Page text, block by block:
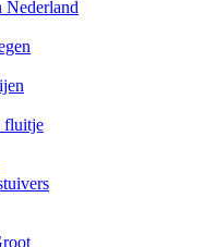
Nederland
fluitje